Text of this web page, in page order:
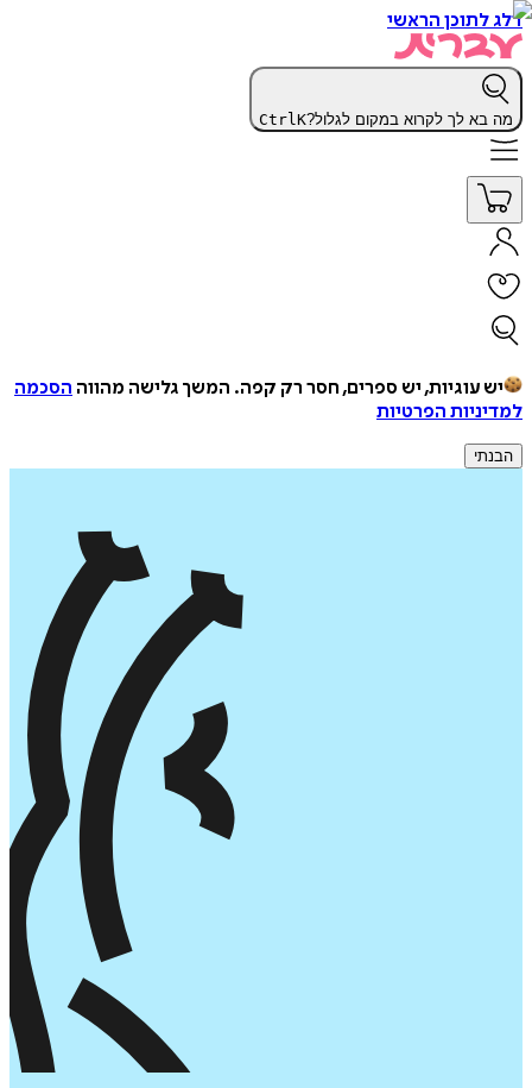
דלג לתוכן הראשי
מה בא לך לקרוא במקום לגלול? CtrlK
יש עוגיות, יש ספרים, חסר רק קפה. המשך גלישה מהווה הסכמה
למדיניות הפרטיות
הבנתי